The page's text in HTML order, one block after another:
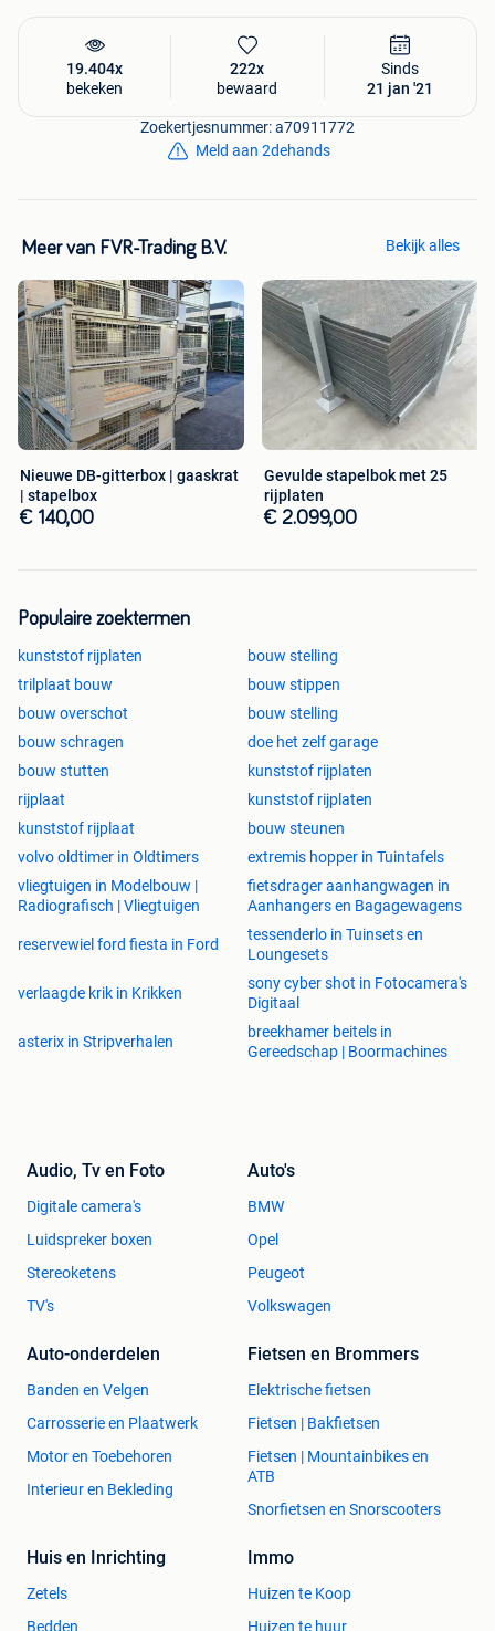
actueel geldende prijzen
altijd te vinden op onze
website!19.404x
bekeken
222x
bewaard
Sinds
21 jan '21
Zoekertjesnummer: a70911772
Meld aan 2dehands
Meer van FVR-Trading B.V. Bekijk alles
Nieuwe DB-gitterbox | gaaskrat
| stapelbox
€ 140,00
Gevulde stapelbok met 25
rijplaten
€ 2.099,00
Populaire zoektermen
kunststof rijplaten
bouw stelling
trilplaat bouw
bouw stippen
bouw overschot
bouw stelling
bouw schragen
doe het zelf garage
bouw stutten
kunststof rijplaten
rijplaat
kunststof rijplaten
kunststof rijplaat
bouw steunen
volvo oldtimer in Oldtimers
extremis hopper in Tuintafels
vliegtuigen in Modelbouw |
Radiografisch | Vliegtuigen
fietsdrager aanhangwagen in
Aanhangers en Bagagewagens
reservewiel ford fiesta in Ford
tessenderlo in Tuinsets en
Loungesets
verlaagde krik in Krikken
sony cyber shot in Fotocamera's
Digitaal
asterix in Stripverhalen
breekhamer beitels in
Gereedschap | Boormachines
Audio, Tv en Foto
Digitale camera's
Luidspreker boxen
Stereoketens
TV's
Auto's
BMW
Opel
Peugeot
Volkswagen
Auto-onderdelen
Banden en Velgen
Carrosserie en Plaatwerk
Motor en Toebehoren
Interieur en Bekleding
Fietsen en Brommers
Elektrische fietsen
Fietsen | Bakfietsen
Fietsen | Mountainbikes en
ATB
Snorfietsen en Snorscooters
Huis en Inrichting
Zetels
Bedden
Immo
Huizen te Koop
Huizen te huur